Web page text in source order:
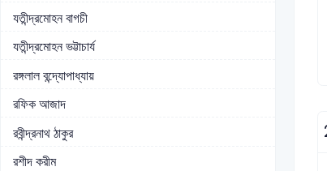
যতীন্দ্রমোহন বাগচী
যতীন্দ্রমোহন ভট্টাচার্য
রঙ্গলাল বন্দ্যোপাধ্যায়
রফিক আজাদ
রবীন্দ্রনাথ ঠাকুর
রশীদ করীম